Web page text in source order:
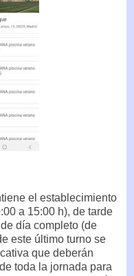
el establecimiento
a 15:00 h), de tarde
día completo (de
este último turno se
que deberán
toda la jornada para